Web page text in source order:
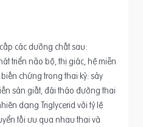
các dưỡng chất sau:
triển não bộ, thị giác, hệ miễn
chứng trong thai kỳ: sảy
sản giất, đái tháo đường thai
dạng Triglycerid với tỷ lệ
tối ưu qua nhau thai và